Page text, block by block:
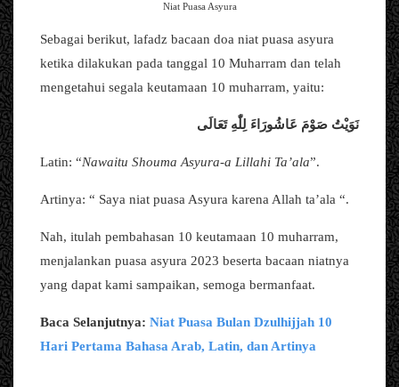
Niat Puasa Asyura
Sebagai berikut, lafadz bacaan doa niat puasa asyura
ketika dilakukan pada tanggal 10 Muharram dan telah
mengetahui segala keutamaan 10 muharram, yaitu:
نَوَيْتُ صَوْمَ عَاشُورَاءَ لِلّٰهِ تَعَالَى
Latin: “Nawaitu Shouma Asyura-a Lillahi Ta’ala”.
Artinya: “ Saya niat puasa Asyura karena Allah ta’ala “.
Nah, itulah pembahasan 10 keutamaan 10 muharram,
menjalankan puasa asyura 2023 beserta bacaan niatnya
yang dapat kami sampaikan, semoga bermanfaat.
Baca Selanjutnya: Niat Puasa Bulan Dzulhijjah 10
Hari Pertama Bahasa Arab, Latin, dan Artinya